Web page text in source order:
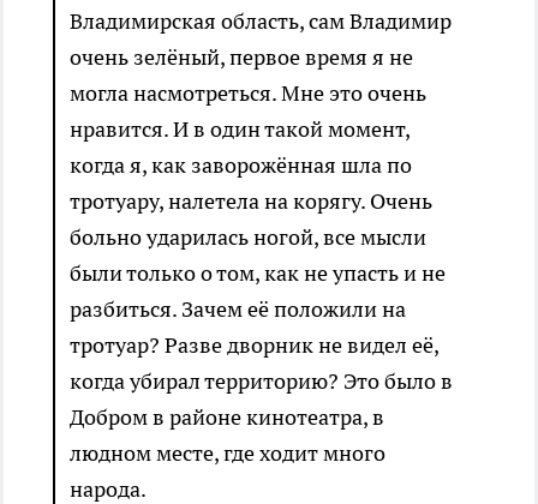
Владимирская область, сам Владимир
очень зелёный, первое время я не
могла насмотреться. Мне это очень
нравится. И в один такой момент,
когда я, как заворожённая шла по
тротуару, налетела на корягу. Очень
больно ударилась ногой, все мысли
были только о том, как не упасть и не
разбиться. Зачем её положили на
тротуар? Разве дворник не видел её,
когда убирал территорию? Это было в
Добром в районе кинотеатра, в
людном месте, где ходит много
народа.